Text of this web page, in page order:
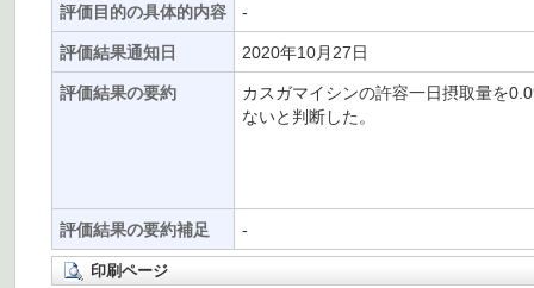
評価目的の具体的内容 -
評価結果通知日 2020年10月27日
評価結果の要約
カスガマイシンの許容一日摂取量を
ないと判断した。
評価結果の要約補足 -
印刷ページ